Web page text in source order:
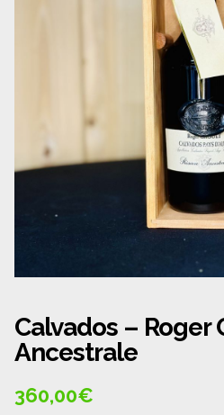
Politique de confidentialité
Politique de cookies (UE)
Qui sommes nous ?
Validation de la commande
Wishlist
Calvados – Roger
Ancestrale
360,00€